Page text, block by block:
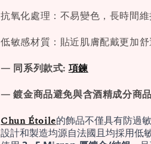
抗氧化處理：不易變色，長時間
低敏感材質：貼近肌膚配戴更加舒
— 同系列款式: 項鍊
— 鍍金商品避免與含酒精成分商
Chun Étoile的飾品不僅具有防過
設計和製造均源自法國且均採用低